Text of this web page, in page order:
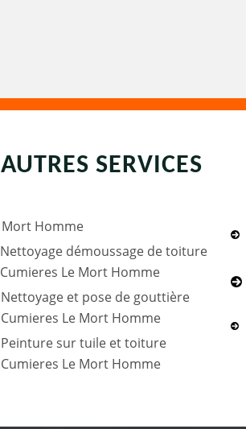
AUTRES SERVICES
Mort Homme
Nettoyage démoussage de toiture
Cumieres Le Mort Homme
Nettoyage et pose de gouttière
Cumieres Le Mort Homme
Peinture sur tuile et toiture
Cumieres Le Mort Homme